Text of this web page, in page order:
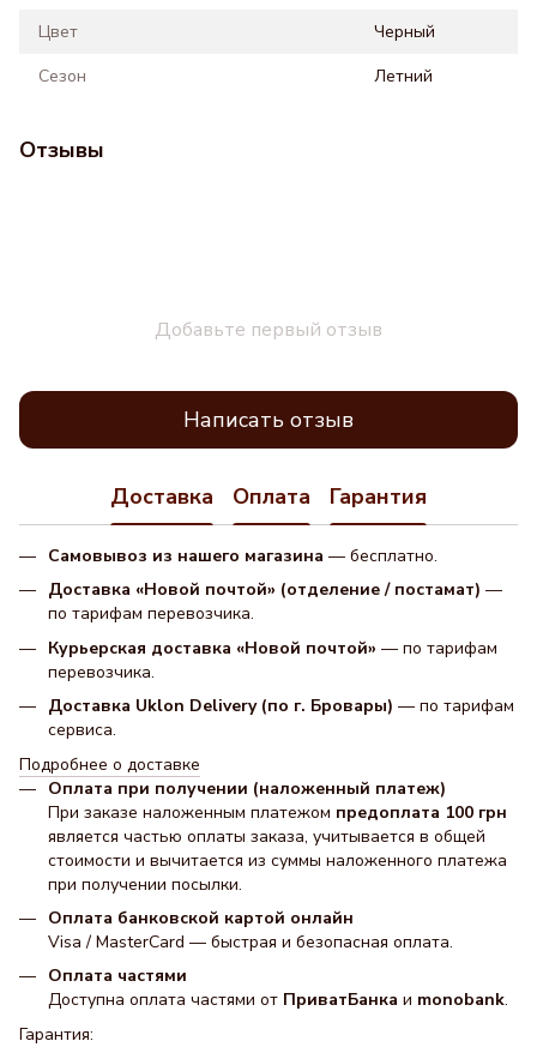
Цвет
Черный
Сезон
Летний
Отзывы
Добавьте первый отзыв
Написать отзыв
Доставка Оплата Гарантия
Самовывоз из нашего магазина — бесплатно.
Доставка «Новой почтой» (отделение / постамат) —
по тарифам перевозчика.
Курьерская доставка «Новой почтой» — по тарифам
перевозчика.
Доставка Uklon Delivery (по г. Бровары) — по тарифам
сервиса.
Подробнее о доставке
Оплата при получении (наложенный платеж)
При заказе наложенным платежом предоплата 100 грн
является частью оплаты заказа, учитывается в общей
стоимости и вычитается из суммы наложенного платежа
при получении посылки.
Оплата банковской картой онлайн
Visa / MasterCard — быстрая и безопасная оплата.
Оплата частями
Доступна оплата частями от ПриватБанка и monobank.
Гарантия: